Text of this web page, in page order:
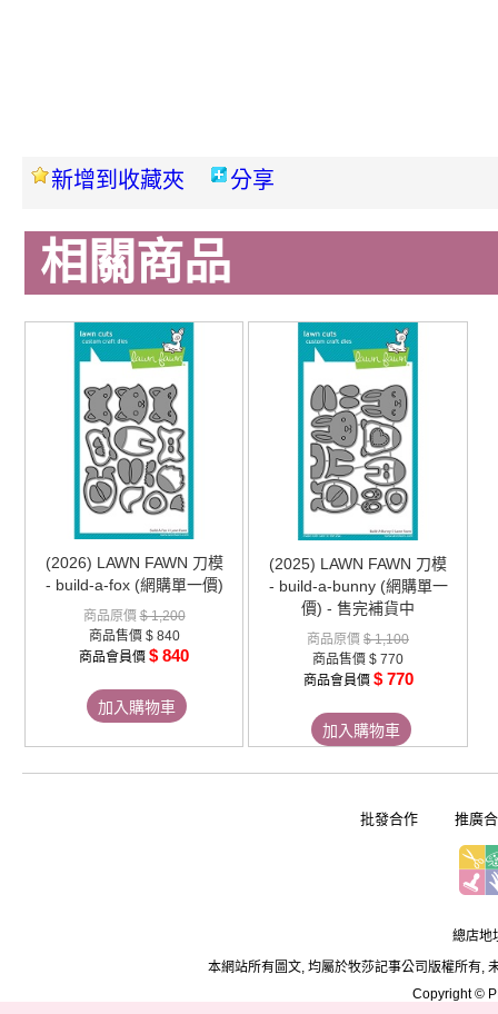
新增到收藏夾 分享
相關商品
(2026) LAWN FAWN 刀模
- build-a-fox (網購單一價)
商品原價$ 1,200
商品售價 $ 840
商品會員價 $ 840
加入購物車
(2025) LAWN FAWN 刀模
- build-a-bunny (網購單一
價) - 售完補貨中
商品原價 $ 1,100
商品售價 $ 770
商品會員價 $ 770
加入購物車
批發合作 推廣
總店地
本網站所有圖文, 均屬於牧莎記事公司版權所有,
Copyright ©